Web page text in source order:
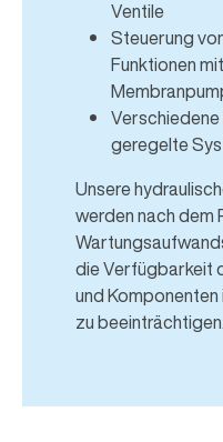
Ventile
Steuerung
Funktionen
geregelte
Unsere
werden nach dem
die Verfügbarkeit
und
zu beeinträchtigen.